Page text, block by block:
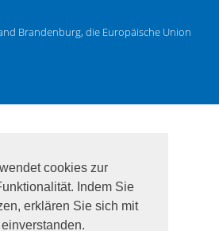
cookies zur
Indem Sie
erklären Sie sich mit
Brandenburg, die Europäische Union